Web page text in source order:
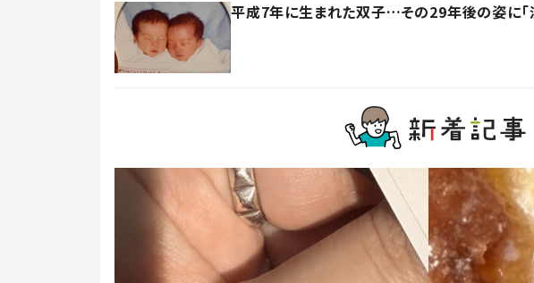
平成7年に生まれた双子…その29年後の姿に「